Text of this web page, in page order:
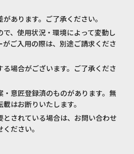
あります。ご了承ください。
、使用状況・環境によって変動し
がご入用の際は、別途ご請求くださ
場合がございます。ご了承くださ
意匠登録済のものがあります。無
はお断りいたします。
されている場合は、お問い合わせ
ださい。